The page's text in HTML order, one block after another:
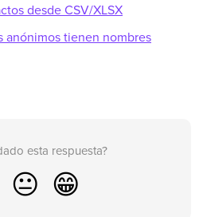
desde CSV/XLSX
anónimos tienen nombres
esta respuesta?
😐 😁